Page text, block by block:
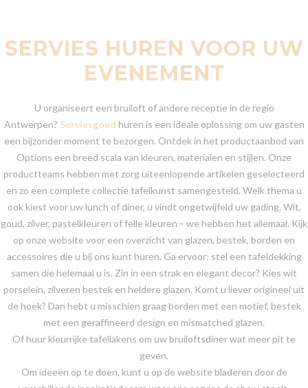
SERVIES HUREN VOOR UW
EVENEMENT
U organiseert een bruiloft of andere receptie in de regio
Antwerpen? Serviesgoed huren is een ideale oplossing om uw gasten
een bijzonder moment te bezorgen. Ontdek in het productaanbod van
Options een breed scala van kleuren, materialen en stijlen. Onze
productteams hebben met zorg uiteenlopende artikelen geselecteerd
en zo een complete collectie tafelkunst samengesteld. Welk thema u
ook kiest voor uw lunch of diner, u vindt ongetwijfeld uw gading. Wit,
goud, zilver, pastelkleuren of felle kleuren – we hebben het allemaal. Kijk
op onze website voor een overzicht van glazen, bestek, borden en
accessoires die u bij ons kunt huren. Ga ervoor: stel een tafeldekking
samen die helemaal u is. Zin in een strak en elegant decor? Kies wit
porselein, zilveren bestek en heldere glazen. Komt u liever origineel uit
de hoek? Dan hebt u misschien graag borden met een motief, bestek
met een geraffineerd design en mismatched glazen.
Of huur kleurrijke tafellakens om uw bruiloftsdiner wat meer pit te
geven.
Om ideeën op te doen, kunt u op de website bladeren door de